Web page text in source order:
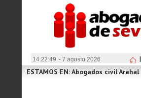
14:22:49 - 7 agosto 2026
ESTAMOS EN: Abogados civil Arahal